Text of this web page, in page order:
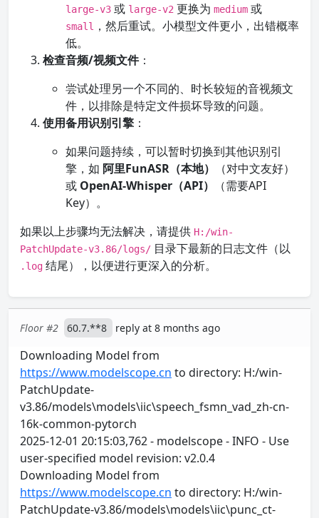
large-v3 或 large-v2 更换为 medium 或
small
，然后重试。小模型文件更小，出错概率
低。
检查音频/视频文件：
尝试处理另一个不同的、时长较短的音视频文
件，以排除是特定文件损坏导致的问题。
使用备用识别引擎 ：
如果问题持续，可以暂时切换到其他识别引
擎，如 阿里FunASR（本地）
（对中文友好）
或 OpenAI-Whisper（API）
（需要API
Key）。
如果以上步骤均无法解决，请提供 H:/win-
PatchUpdate-v3.86/logs/ 目录下最新的日志文件（以
.log 结尾），以便进行更深入的分析。
Floor #2 60.7.**8 reply at 8 months ago
Downloading Model from
https://www.modelscope.cn to directory: H:/win-
PatchUpdate-
v3.86/models\models\iic\speech_fsmn_vad_zh-cn-
16k-common-pytorch
2025-12-01 20:15:03,762 - modelscope - INFO - Use
user-specified model revision: v2.0.4
Downloading Model from
https://www.modelscope.cn to directory: H:/win-
PatchUpdate-v3.86/models\models\iic\punc_ct-